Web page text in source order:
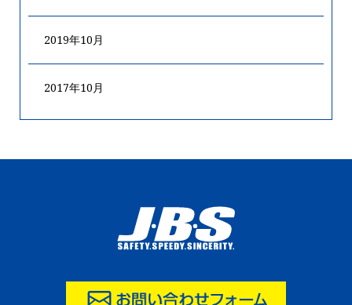
2019年10月
2017年10月